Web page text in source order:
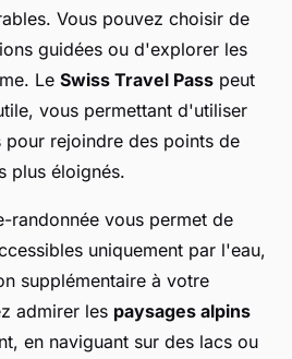
Vous pouvez choisir de
guidées ou d'explorer les
Le Swiss Travel Pass peut
vous permettant d'utiliser
rejoindre des points de
plus éloignés.
randonnée vous permet de
uniquement par l'eau,
supplémentaire à votre
admirer les paysages alpins
en naviguant sur des lacs ou